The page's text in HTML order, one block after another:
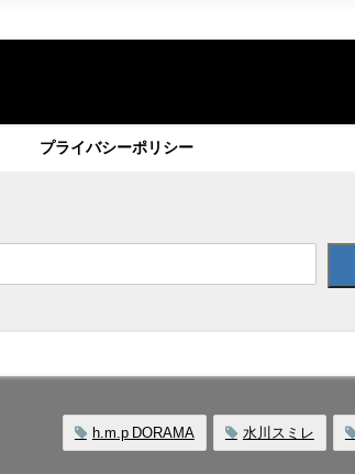
プライバシーポリシー
h.m.p DORAMA 水川スミレ